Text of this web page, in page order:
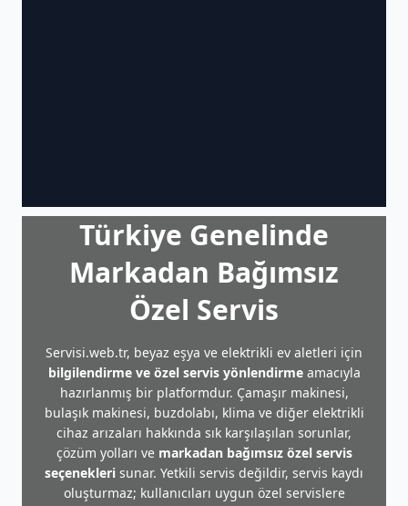
Türkiye Genelinde
Markadan Bağımsız
Özel Servis
Servisi.web.tr, beyaz eşya ve elektrikli ev aletleri için
bilgilendirme ve özel servis yönlendirmeamacıyla
hazırlanmış bir platformdur. Çamaşır makinesi,
bulaşık makinesi, buzdolabı, klima ve diğer elektrikli
cihaz arızaları hakkında sık karşılaşılan sorunlar,
çözüm yolları ve markadan bağımsız özel servis
seçenekleri sunar. Yetkili servis değildir, servis kaydı
oluşturmaz; kullanıcıları uygun özel servislere